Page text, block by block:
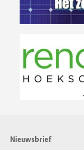
Nieuwsbrief